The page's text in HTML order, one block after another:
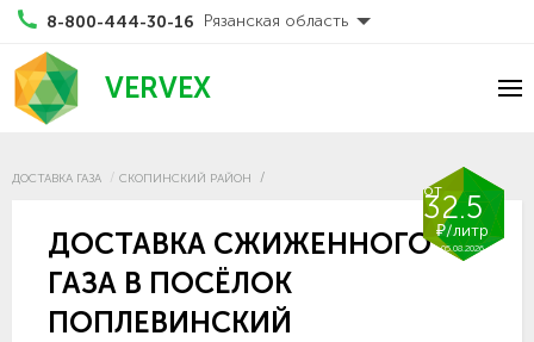
8-800-444-30-16 Рязанская область
VERVEX
ДОСТАВКА ГАЗА СКОПИНСКИЙ РАЙОН
от
32.5
₽/литр
05.08.2026
ДОСТАВКА СЖИЖЕННОГО
ГАЗА В ПОСЁЛОК
ПОПЛЕВИНСКИЙ